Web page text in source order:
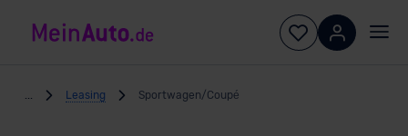
Leasing Sportwagen/Coupé